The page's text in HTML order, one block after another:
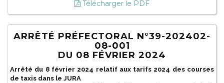
Télécharger le PDF
ARRÊTÉ PRÉFECTORAL N°39-202402-
08-001
DU 08 FÉVRIER 2024
Arrêté du 8 février 2024 relatif aux tarifs 2024 des courses
de taxis dans le JURA